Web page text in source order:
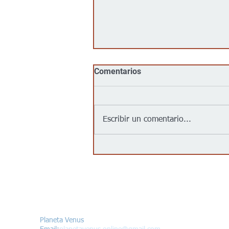
Comentarios
Escribir un comentario...
Planeta Venus